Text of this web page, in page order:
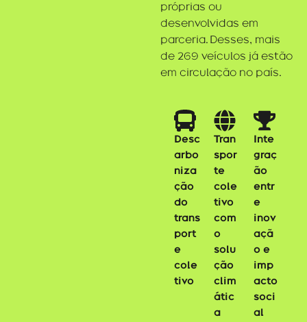
próprias ou
desenvolvidas em
parceria. Desses, mais
de 269 veículos já estão
em circulação no país.
Desc
arbo
niza
ção
do
trans
port
e
cole
tivo
Tran
spor
te
cole
tivo
com
o
solu
ção
clim
átic
a
Inte
graç
ão
entr
e
inov
açã
o e
imp
acto
soci
al